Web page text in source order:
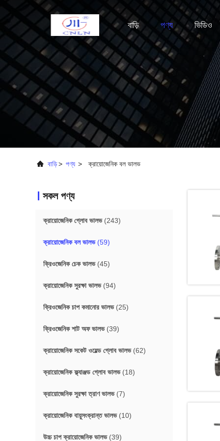
বাড়ি পণ্য ভিডিও
বাড়ি> পণ্য > ক্রায়োজেনিক বল ভালভ
সকল পণ্য
ক্রায়োজেনিক গ্লোব ভালভ(243)
ক্রায়োজেনিক বল ভালভ(59)
ক্রিওজেনিক চেক ভালভ(45)
ক্রায়োজেনিক সুরক্ষা ভালভ(94)
ক্রিওজেনিক চাপ কমানোর ভালভ(25)
ক্রিওজেনিক শাট অফ ভালভ(39)
ক্রায়োজেনিক সকেট ওয়েল্ড গ্লোব ভালভ(62)
ক্রায়োজেনিক ফ্ল্যাঞ্জড গ্লোব ভালভ(18)
ক্রায়োজেনিক সুরক্ষা ত্রাণ ভালভ(7)
ক্রায়োজেনিক বায়ুসংক্রান্ত ভালভ(10)
উচ্চ চাপ ক্রায়োজেনিক ভালভ(39)